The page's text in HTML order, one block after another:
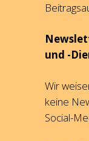
und -
Wir
keine
Social-